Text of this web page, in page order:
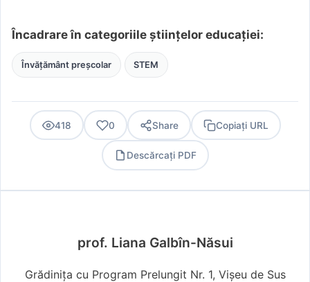
Încadrare în categoriile științelor educației:
Învățământ preșcolar STEM
418 0 Share Copiați URL
Descărcați PDF
prof. Liana Galbîn-Năsui
Grădinița cu Program Prelungit Nr. 1, Vișeu de Sus